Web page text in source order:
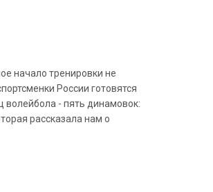
начало тренировки не
России готовятся
волейбола - пять динамовок:
рассказала нам о